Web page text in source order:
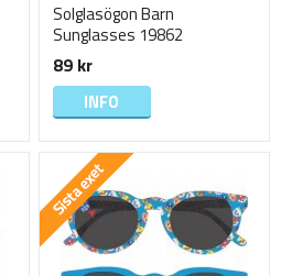
Solglasögon Barn
Sunglasses 19862
Nickelodeon Paw Patrol
13cm Välj
89 kr
INFO